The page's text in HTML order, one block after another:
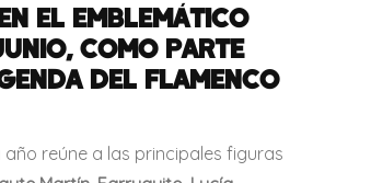
EL EMBLEMÁTICO
COMO PARTE
DEL FLAMENCO
reúne a las principales figuras